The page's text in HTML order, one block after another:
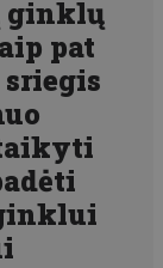
ginklų
pat